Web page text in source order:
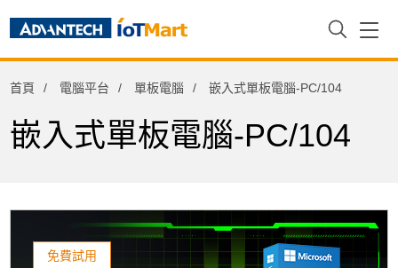
首頁 電腦平台 單板電腦 嵌入式單板電腦-PC/104
嵌入式單板電腦-PC/104
免費試用
Arm架構運算平台
主機板
嵌入式單板電腦-PC/104
PC/104嵌入式單板電腦